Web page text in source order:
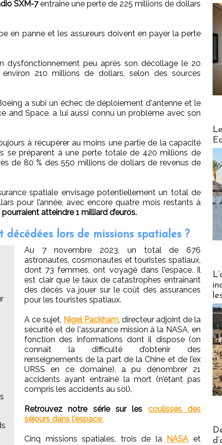
SXM-7entraîne une perte de 225 millions de dollars
en panne et les assureurs doivent en payer la perte
dysfonctionnement peu après son décollage le 20
210 millions de dollars, selon des sources
a subi un échec de déploiement d'antenne et le
and Space, a lui aussi connu un problème avec son
à récupérer au moins une partie de la capacité
se préparent à une perte totale de 420 millions de
de 80 % des 550 millions de dollars de revenus de
spatiale envisage potentiellement un total de
pour l’année, avec encore quatre mois restants à
atteindre 1 milliard d’euros.
décédées lors de missions spatiales ?
Au 7 novembre 2023, un total de 676
astronautes, cosmonautes et touristes spatiaux,
dont 73 femmes, ont voyagé dans l'espace. Il
est clair que le taux de catastrophes entraînant
des décès va jouer sur le coût des assurances
pour les touristes spatiaux.
A ce sujet, Nigel Packham, directeur adjoint de la
sécurité et de l'assurance mission à la NASA, en
fonction des informations dont il dispose (on
connait la difficulté d’obtenir des
renseignements de la part de la Chine et de l’ex
URSS en ce domaine), a pu dénombrer 21
accidents ayant entraîné la mort (n’étant pas
compris les accidents au sol).
Retrouvez notre série sur les
coulisses des
séjours dans l'espace.
Cinq missions spatiales, trois de la NASAet